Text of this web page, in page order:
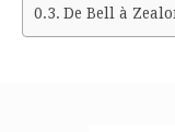
De Bell à